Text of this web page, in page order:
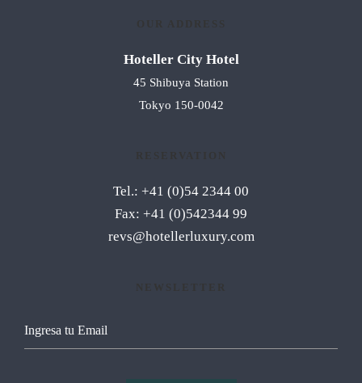
Hoteller City Hotel
45 Shibuya Station
Tokyo 150-0042
Tel.: +41 (0)54 2344 00
Fax: +41 (0)542344 99
revs@hotellerluxury.com